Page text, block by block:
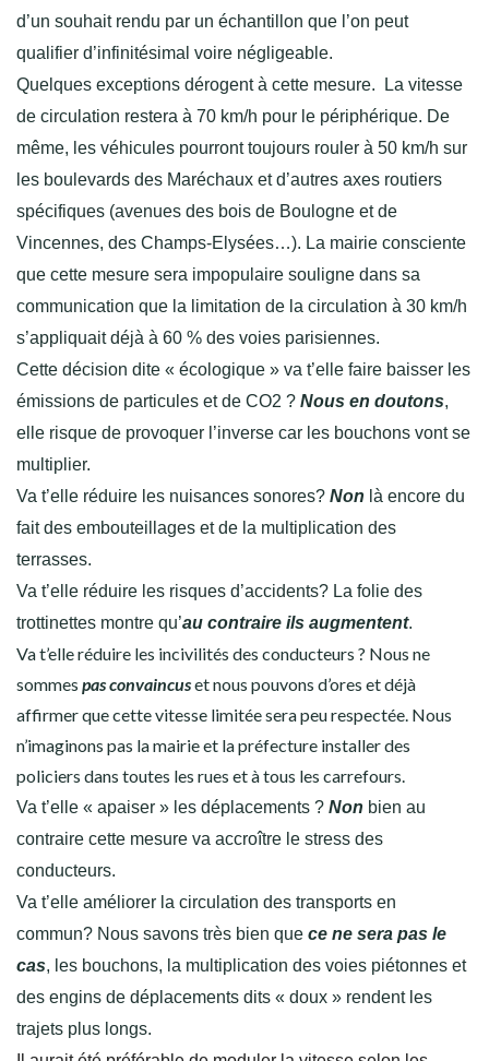
d’un souhait rendu par un échantillon que l’on peut
qualifier d’infinitésimal voire négligeable.
Quelques exceptions dérogent à cette mesure. La vitesse
de circulation restera à 70 km/h pour le périphérique. De
même, les véhicules pourront toujours rouler à 50 km/h sur
les boulevards des Maréchaux et d’autres axes routiers
spécifiques (avenues des bois de Boulogne et de
Vincennes, des Champs-Elysées…). La mairie consciente
que cette mesure sera impopulaire souligne dans sa
communication que la limitation de la circulation à 30 km/h
s’appliquait déjà à 60 % des voies parisiennes.
Cette décision dite « écologique » va t’elle faire baisser les
émissions de particules et de CO2 ? Nous en doutons,
elle risque de provoquer l’inverse car les bouchons vont se
multiplier.
Va t’elle réduire les nuisances sonores? Non là encore du
fait des embouteillages et de la multiplication des
terrasses.
Va t’elle réduire les risques d’accidents? La folie des
trottinettes montre qu’au contraire ils augmentent.
Va t’elle réduire les incivilités des conducteurs ? Nous ne
sommes pas convaincuset nous pouvons d’ores et déjà
affirmer que cette vitesse limitée sera peu respectée. Nous
n’imaginons pas la mairie et la préfecture installer des
policiers dans toutes les rues et à tous les carrefours.
Va t’elle « apaiser » les déplacements ? Non bien au
contraire cette mesure va accroître le stress des
conducteurs.
Va t’elle améliorer la circulation des transports en
commun? Nous savons très bien que ce ne sera pas le
cas, les bouchons, la multiplication des voies piétonnes et
des engins de déplacements dits « doux » rendent les
trajets plus longs.